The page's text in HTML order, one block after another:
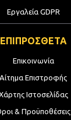
Εργαλεία GDPR
ΕΠΙΠΡΟΣΘΕΤΑ
Επικοινωνία
Αίτημα Επιστροφής
Ιστοσελίδας
& Προϋποθέσεις